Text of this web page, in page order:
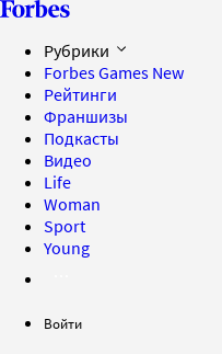
Рубрики
Forbes Games New
Рейтинги
Франшизы
Подкасты
Видео
Life
Woman
Sport
Young
Войти